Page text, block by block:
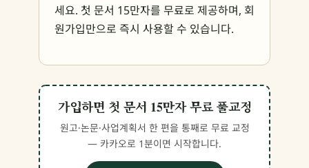
세요. 첫 문서 15만자를 무료로 제공하며, 회
원가입만으로 즉시 사용할 수 있습니다.
가입하면 첫 문서 15만자 무료 풀교정
원고·논문·사업계획서 한 편을 통째로 무료 교정
— 카카오로 1분이면 시작합니다.